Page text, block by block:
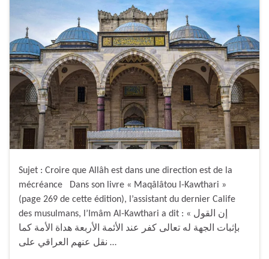
Sujet : Croire que Allâh est dans une direction est de la
mécréance Dans son livre « Maqâlâtou l-Kawthari »
(page 269 de cette édition), l’assistant du dernier Calife
des musulmans, l’Imâm Al-Kawthari a dit : « إن القول
بإثبات الجهة له تعالى كفر عند الأئمة الأربعة هداة الأمة كما
نقل عنهم العراقي على …